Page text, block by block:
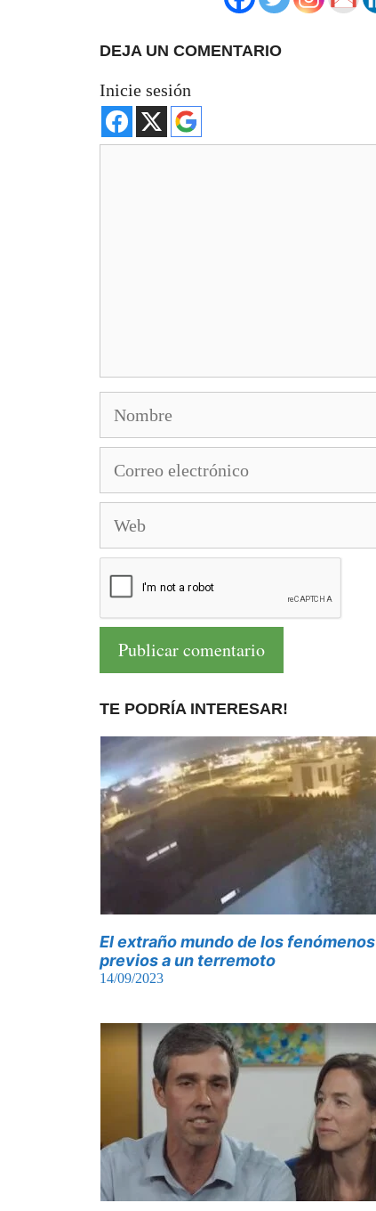
DEJA UN COMENTARIO
Inicie sesión
electrónico
TE PODRÍA INTERESAR!
El extraño mundo de los fenómenos
previos a un terremoto
14/09/2023